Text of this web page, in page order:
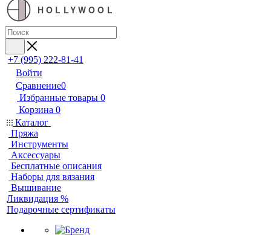
HOLLYWOOL
+7 (995) 222-81-41
Войти
Сравнение0
Избранные товары 0
Корзина 0
Каталог
Пряжа
Инструменты
Аксессуары
Бесплатные описания
Наборы для вязания
Вышивание
Ликвидация %
Подарочные сертификаты